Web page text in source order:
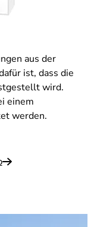
aus der
ist, dass die
wird.
einem
werden.